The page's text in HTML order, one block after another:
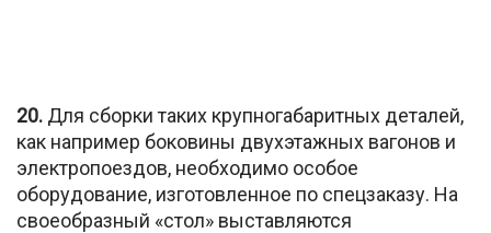
20. Для сборки таких крупногабаритных деталей,
как например боковины двухэтажных вагонов и
электропоездов, необходимо особое
оборудование, изготовленное по спецзаказу. На
своеобразный «стол» выставляются